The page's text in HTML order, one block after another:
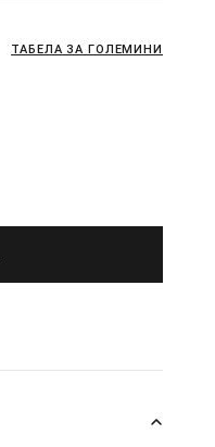
ТАБЕЛА ЗА ГОЛЕМИНИ